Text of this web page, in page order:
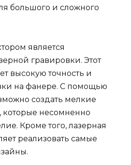
большого и сложного
является
гравировки. Этот
высокую точность и
на фанере. С помощью
создать мелкие
которые несомненно
Кроме того, лазерная
реализовать самые